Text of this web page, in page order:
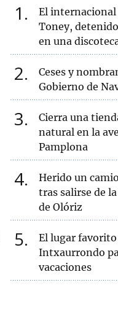
1
El
Toney,
en una
2
Ceses y
Gobierno de
3
Cierra una
natural en la
Pamplona
4
Herido un
tras salirse de
de Olóriz
5
El lugar favorito
Intxaurrondo
vacaciones